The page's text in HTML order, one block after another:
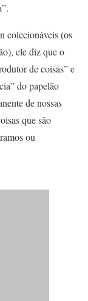
colecionáveis (os
ele diz que o
de coisas” e
do papelão
de nossas
que são
ou